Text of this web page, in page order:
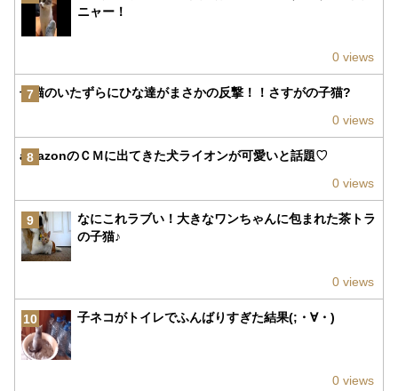
ニャー！
0 views
7
子猫のいたずらにひな達がまさかの反撃！！さすがの子猫?
0 views
8
amazonのＣＭに出てきた犬ライオンが可愛いと話題♡
0 views
9
なにこれラブい！大きなワンちゃんに包まれた茶トラ
の子猫♪
0 views
10 子ネコがトイレでふんばりすぎた結果(;・∀・)
0 views